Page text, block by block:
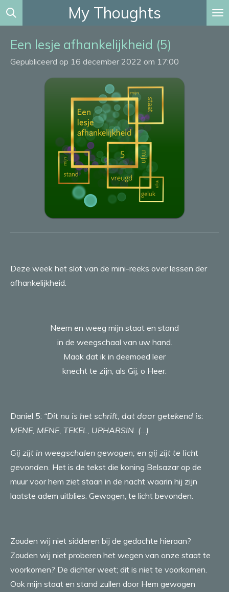
Ga
direct
naar
hoofdinhoud
My Thoughts
Een lesje afhankelijkheid (5)
Gepubliceerd op 16 december 2022 om 17:00
Deze week het slot van de mini-reeks over lessen der
afhankelijkheid.
Neem en weeg mijn staat en stand
in de weegschaal van uw hand.
Maak dat ik in deemoed leer
knecht te zijn, als Gij, o Heer.
Daniel 5: “Dit nu is het schrift, dat daar getekend is:
MENE, MENE, TEKEL, UPHARSIN. (…)
Gij zijt in weegschalen gewogen; en gij zijt te licht
gevonden. Het is de tekst die koning Belsazar op de
muur voor hem ziet staan in de nacht waarin hij zijn
laatste adem uitblies. Gewogen, te licht bevonden.
Zouden wij niet sidderen bij de gedachte hieraan?
Zouden wij niet proberen het wegen van onze staat te
voorkomen? De dichter weet; dit is niet te voorkomen.
Ook mijn staat en stand zullen door Hem gewogen